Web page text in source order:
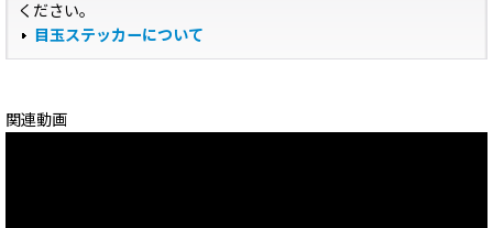
ください。
目玉ステッカーについて
関連動画